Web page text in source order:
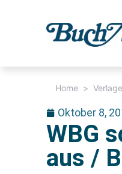
Home > Verlage
Oktober 8,
WBG
aus /